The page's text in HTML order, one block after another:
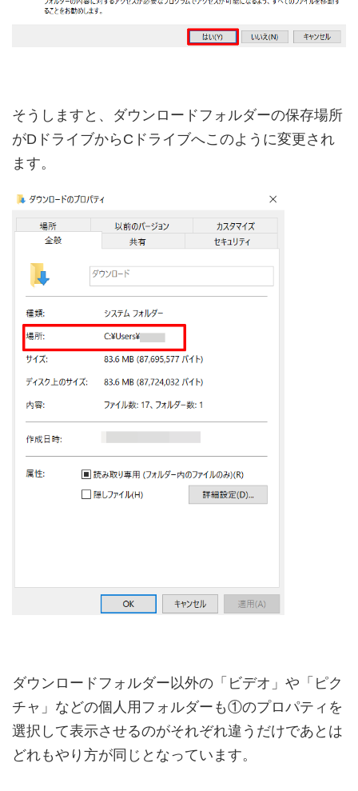
そうしますと、ダウンロードフォルダーの保存場所
がDドライブからCドライブへこのように変更され
ます。
ダウンロードフォルダー以外の「ビデオ」や「ピク
チャ」などの個人用フォルダーも①のプロパティを
選択して表示させるのがそれぞれ違うだけであとは
どれもやり方が同じとなっています。